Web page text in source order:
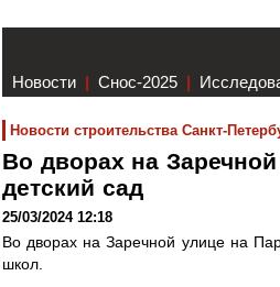
Новости | Снос-2025 |
Новости строительства Санкт-
Во дворах на
детский сад
25/03/2024 12:18
Во дворах на Заречной улице на
школ.